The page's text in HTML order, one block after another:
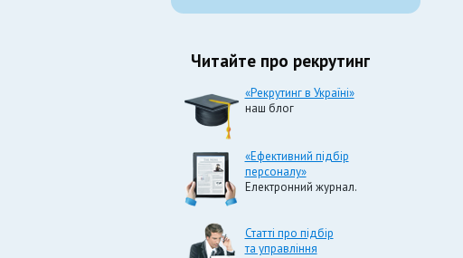
Читайте про рекрутинг
«Рекрутинг в Україні»
наш блог
«Ефективний підбір
персоналу»
Електронний журнал.
Статті про підбір
та управління